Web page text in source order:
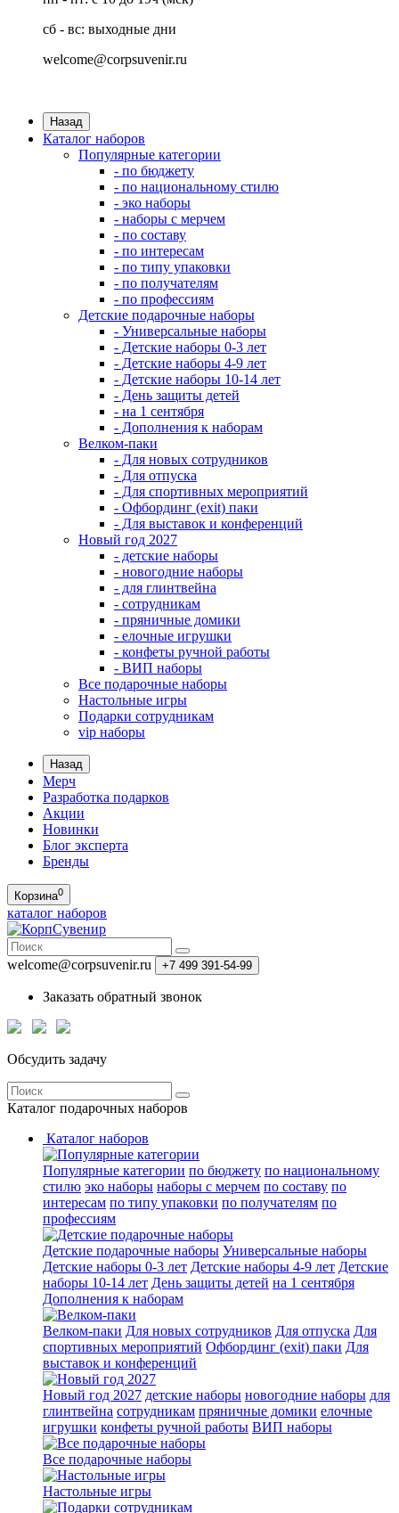
сб - вс: выходные дни
welcome@corpsuvenir.ru
Назад
Каталог наборов
Популярные категории
- по бюджету
- по национальному стилю
- эко наборы
- наборы с мерчем
- по составу
- по интересам
- по типу упаковки
- по получателям
- по профессиям
Детские подарочные наборы
- Универсальные наборы
- Детские наборы 0-3 лет
- Детские наборы 4-9 лет
- Детские наборы 10-14 лет
- День защиты детей
- на 1 сентября
- Дополнения к наборам
Велком-паки
- Для новых сотрудников
- Для отпуска
- Для спортивных мероприятий
- Офбординг (exit) паки
- Для выставок и конференций
Новый год 2027
- детские наборы
- новогодние наборы
- для глинтвейна
- сотрудникам
- пряничные домики
- елочные игрушки
- конфеты ручной работы
- ВИП наборы
Все подарочные наборы
Настольные игры
Подарки сотрудникам
vip наборы
Назад
Мерч
Разработка подарков
Акции
Новинки
Блог эксперта
Бренды
Корзина0
каталог наборов
welcome@corpsuvenir.ru +7 499 391-54-99
Заказать обратный звонок
Обсудить задачу
Каталог подарочных наборов
Каталог наборов
Популярные категории по бюджету по национальному
стилю эко наборы наборы с мерчем по составу по
интересам по типу упаковки по получателям по
профессиям
Детские подарочные наборы Универсальные наборы
Детские наборы 0-3 лет Детские наборы 4-9 лет Детские
наборы 10-14 лет День защиты детей на 1 сентября
Дополнения к наборам
Велком-паки Для новых сотрудников Для отпуска Для
спортивных мероприятий Офбординг (exit) паки Для
выставок и конференций
Новый год 2027 детские наборы новогодние наборы для
глинтвейна сотрудникам пряничные домики елочные
игрушки конфеты ручной работы ВИП наборы
Все подарочные наборы
Настольные игры